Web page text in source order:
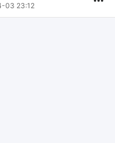
03 23:12